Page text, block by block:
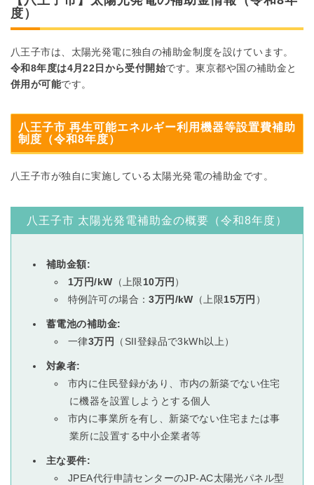
度）
八王子市は、太陽光発電に独自の補助金制度を設けています。
令和8年度は4月22日から受付開始です。東京都や国の補助金と
併用が可能です。
八王子市 再生可能エネルギー利用機器等設置費補助
制度（令和8年度）
八王子市が独自に実施している太陽光発電の補助金です。
八王子市 太陽光発電補助金の概要（令和8年度）
補助金額:
1万円/kW （上限10万円 ）
特例許可の場合：3万円/kW （上限15万円 ）
蓄電池の補助金:
一律3万円 （SII登録品で3kWh以上）
対象者:
市内に住民登録があり、市内の新築でない住宅
に機器を設置しようとする個人
市内に事業所を有し、新築でない住宅または事
業所に設置する中小企業者等
主な要件:
JPEA代行申請センターのJP-AC太陽光パネル型